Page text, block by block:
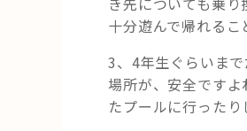
十分遊んで帰れる
3、4年生ぐらいま
場所が、安全です
たプールに行った